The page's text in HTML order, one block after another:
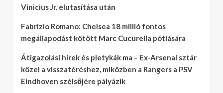
Vinicius Jr. elutasítása után
Fabrizio Romano: Chelsea 18 millió fontos
megállapodást kötött Marc Cucurella pótlására
Átigazolási hírek és pletykák ma – Ex-Arsenal sztár
közel a visszatéréshez, miközben a Rangers a PSV
Eindhoven szélsőjére pályázik